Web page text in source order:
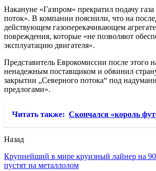
Накануне «Газпром» прекратил подачу
поток». В компании пояснили, что на
действующем газоперекачивающем
повреждения, которые «не позволяют
эксплуатацию двигателя».
Представитель Еврокомиссии после этого
ненадежным поставщиком и обвинил
закрытии „Северного потока“ под
предлогами».
Читать также: Скончался «король
Назад
Крупнейший в мире круизный лайнер на
пустят на металлолом